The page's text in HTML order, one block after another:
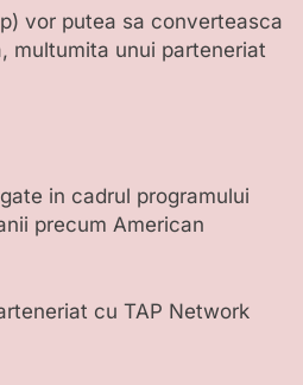
vor putea sa converteasca
multumita unui parteneriat
in cadrul programului
precum American
cu TAP Network